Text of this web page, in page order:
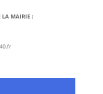
LA MAIRIE :